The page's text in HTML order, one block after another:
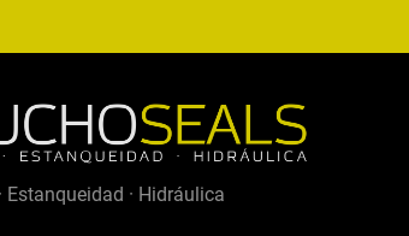
Estanqueidad · Hidráulica